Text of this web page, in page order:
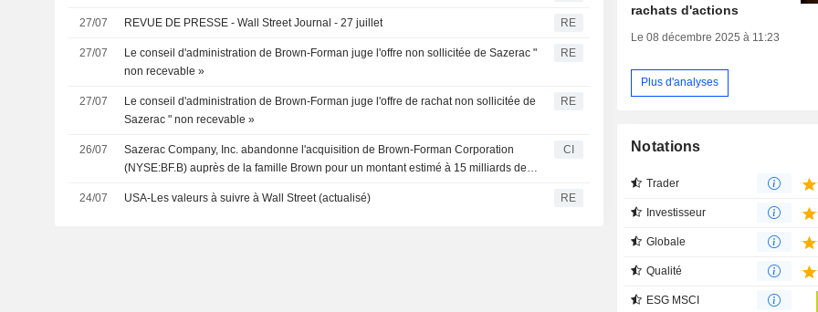
27/07 REVUE DE PRESSE - Wall Street Journal - 27 juillet RE
27/07
Le conseil d'administration de Brown-Forman juge l'offre non sollicitée de Sazerac "
non recevable »
RE
27/07
Le conseil d'administration de Brown-Forman juge l'offre de rachat non sollicitée de
Sazerac " non recevable »
RE
26/07
Sazerac Company, Inc. abandonne l'acquisition de Brown-Forman Corporation
(NYSE:BF.B) auprès de la famille Brown pour un montant estimé à 15 milliards de
CI
24/07 USA-Les valeurs à suivre à Wall Street (actualisé) RE
rachats d'actions
Le 08 décembre 2025 à 11:23
Plus d'analyses
Notations
Trader
Investisseur
Globale
Qualité
ESG MSCI